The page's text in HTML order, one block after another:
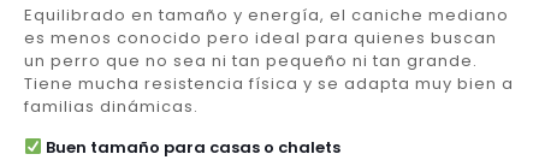
Equilibrado en tamaño y energía, el caniche mediano
es menos conocido pero ideal para quienes buscan
un perro que no sea ni tan pequeño ni tan grande.
Tiene mucha resistencia física y se adapta muy bien a
familias dinámicas.
Buen tamaño para casas o chalets